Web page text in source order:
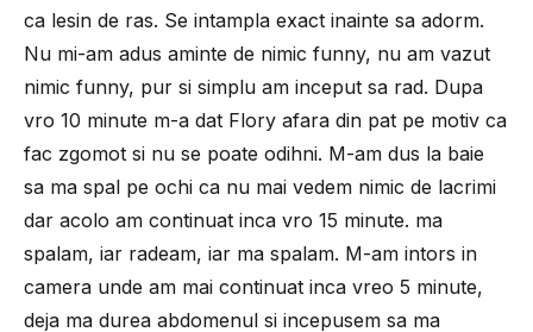
ca lesin de ras. Se intampla exact inainte sa adorm.
Nu mi-am adus aminte de nimic funny, nu am vazut
nimic funny, pur si simplu am inceput sa rad. Dupa
vro 10 minute m-a dat Flory afara din pat pe motiv ca
fac zgomot si nu se poate odihni. M-am dus la baie
sa ma spal pe ochi ca nu mai vedem nimic de lacrimi
dar acolo am continuat inca vro 15 minute. ma
spalam, iar radeam, iar ma spalam. M-am intors in
camera unde am mai continuat inca vreo 5 minute,
deja ma durea abdomenul si incepusem sa ma